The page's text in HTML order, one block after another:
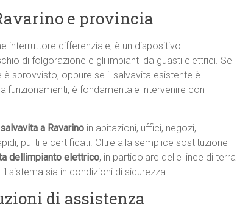
e provincia
interruttore differenziale, è un dispositivo
di folgorazione e gli impianti da guasti elettrici. Se
sprovvisto, oppure se il salvavita esistente è
è fondamentale intervenire con
a Ravarino in abitazioni, uffici, negozi,
puliti e certificati. Oltre alla semplice sostituzione
dellimpianto elettrico, in particolare delle linee di terra
sistema sia in condizioni di sicurezza.
di assistenza